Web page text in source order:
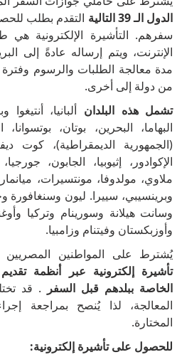
الدول الـ 39 التالية
التقدم بطلب
سفرهم. التأشيرة الإلكترونية
الإنترنت، ويتم إرساله عادةً إلى
مدة معالجة الطلبات والرسوم وفترة
من دولة إلى أخرى.
تشمل هذه البلدان ألبانيا، أنتيغوا
البهاما، البحرين، بوتان،
(الجمهورية الديمقراطية)، كوت
الإكوادور، إثيوبيا، الجابون،
ملاوي، مولدوفا، مونتسيرات،
وبرينسيبي، سييرا. ليون وسنغافورة
وسانت هيلانة وسورينام وتركيا
وأوزبكستان وفيتنام وزامبيا.
يُشترط على المواطنين
تأشيرة إلكترونية عبر أنظمة
الخاصة ببلدهم قبل السفر . قد
المعالجة، لذا يُنصح بمراجعة
المختارة.
للحصول على تأشيرة إلكترونية: